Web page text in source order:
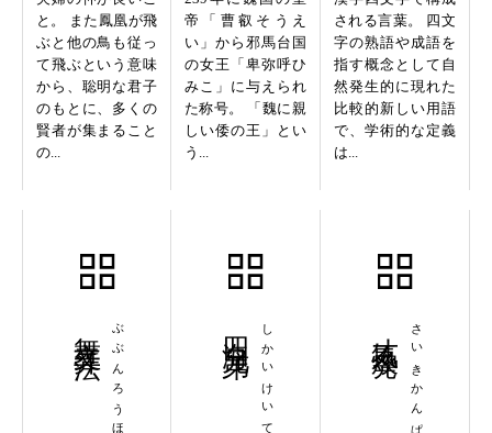
と。 また鳳凰が飛
ぶと他の鳥も従っ
て飛ぶという意味
から、聡明な君子
のもとに、多くの
賢者が集まること
の...
帝「曹叡そうえ
い」から邪馬台国
の女王「卑弥呼ひ
みこ」に与えられ
た称号。 「魏に親
しい倭の王」とい
う...
される言葉。 四文
字の熟語や成語を
指す概念として自
然発生的に現れた
比較的新しい用語
で、学術的な定義
は...
ぶぶんろうほう しかいけいてい さいきかんぱつ